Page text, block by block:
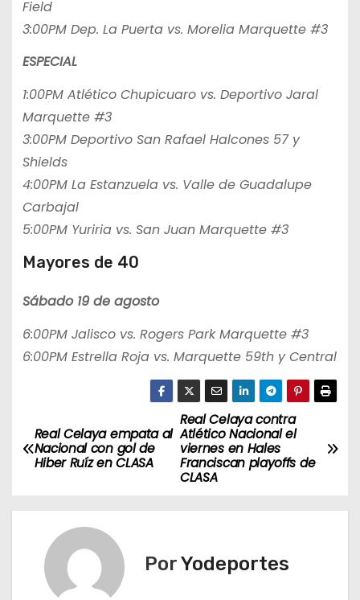
Field
3:00PM Dep. La Puerta vs. Morelia Marquette #3
ESPECIAL
1:00PM Atlético Chupicuaro vs. Deportivo Jaral
Marquette #3
3:00PM Deportivo San Rafael Halcones 57 y
Shields
4:00PM La Estanzuela vs. Valle de Guadalupe
Carbajal
5:00PM Yuriria vs. San Juan Marquette #3
Mayores de 40
Sábado 19 de agosto
6:00PM Jalisco vs. Rogers Park Marquette #3
6:00PM Estrella Roja vs. Marquette 59th y Central
N
a
Real Celaya contra
Atlético Nacional el
viernes en Hales
Franciscan playoffs de
CLASA
Real Celaya empata al
Nacional con gol de
Hiber Ruíz en CLASA
PorYodeportes